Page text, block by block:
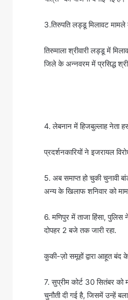
3.तिरुपति लड्डू मिलावट
तिरुमाला श्रीवारी लड्डू में
जिले के अन्नवरम में प्रसिद्ध श्री
4. लेबनान में हिजबुल्लाह नेता
प्रदर्शनकारियों ने इजरायल
5. अब समाप्त हो चुकी चुनावी
अन्य के खिलाफ शनिवार को
6. मणिपुर में ताजा हिंसा,
दोपहर 2 बजे तक जारी रहा.
कुकी-ज़ो समूहों द्वारा आहूत बंद
7. सुप्रीम कोर्ट 30 सितंबर
चुनौती दी गई है, जिसमें उन्हें